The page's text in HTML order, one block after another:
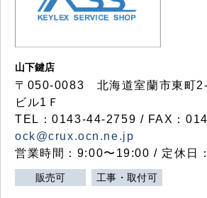
山下鍵店
〒050-0083 北海道室蘭市東町
ビル1Ｆ
TEL：0143-44-2759 / FAX：
ock@crux.ocn.ne.jp
営業時間：9:00〜19:00 / 定休日
販売可 工事・取付可